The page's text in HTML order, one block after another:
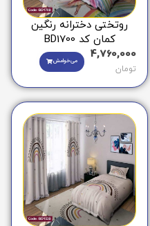
روتختی دخترانه رنگین
کمان کد BD1700
4,760,000
تومان
می‌خوامش